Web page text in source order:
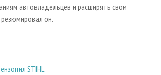
автовладельцев и расширять свои
он.
STIHL